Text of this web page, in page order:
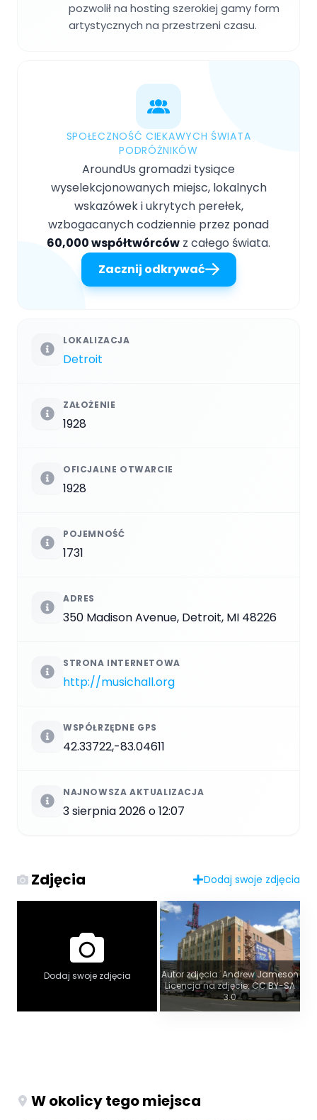
pozwolił na hosting szerokiej gamy form
artystycznych na przestrzeni czasu.
SPOŁECZNOŚĆ CIEKAWYCH ŚWIATA
PODRÓŻNIKÓW
AroundUs gromadzi tysiące
wyselekcjonowanych miejsc, lokalnych
wskazówek i ukrytych perełek,
wzbogacanych codziennie przez ponad
60,000 współtwórców z całego świata.
Zacznij odkrywać
LOKALIZACJA
Detroit
ZAŁOŻENIE
1928
OFICJALNE OTWARCIE
1928
POJEMNOŚĆ
1731
ADRES
350 Madison Avenue, Detroit, MI 48226
STRONA INTERNETOWA
http://musichall.org
WSPÓŁRZĘDNE GPS
42.33722,-83.04611
NAJNOWSZA AKTUALIZACJA
3 sierpnia 2026 o 12:07
Zdjęcia Dodaj swoje zdjęcia
Dodaj swoje zdjęcia
Autor zdjęcia: Andrew Jameson
Licencja na zdjęcie: CC BY-SA
3.0
W okolicy tego miejsca